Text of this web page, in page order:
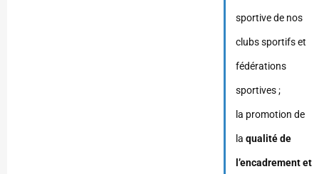
sportive de nos
clubs sportifs et
fédérations
sportives ;
la promotion de
la qualité de
l’encadrement et